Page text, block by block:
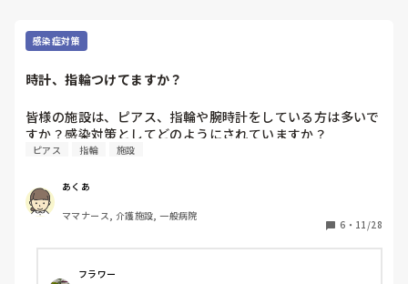
感染症対策
時計、指輪つけてますか？
皆様の施設は、ピアス、指輪や腕時計をしている方は多いで
すか？感染対策としてどのようにされていますか？
ピアス 指輪 施設
あくあ
ママナース, 介護施設, 一般病院
6 ・ 11/28
フラワー